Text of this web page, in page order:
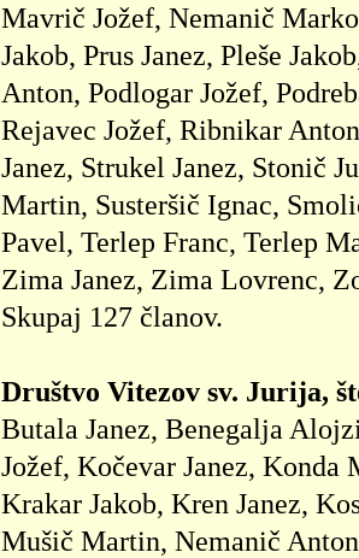
Mavrič Jožef, Nemanič
Jakob, Prus Janez, Pleše
Anton, Podlogar Jožef,
Rejavec Jožef, Ribnikar
Janez, Strukel Janez, Stonič
Martin, Susteršič Ignac,
Pavel, Terlep Franc, Terlep
Zima Janez, Zima Lovrenc,
Skupaj 127 članov.
Društvo Vitezov sv. Jurija,
Butala Janez, Benegalja
Jožef, Kočevar Janez,
Krakar Jakob, Kren Janez,
Mušič Martin, Nemanič